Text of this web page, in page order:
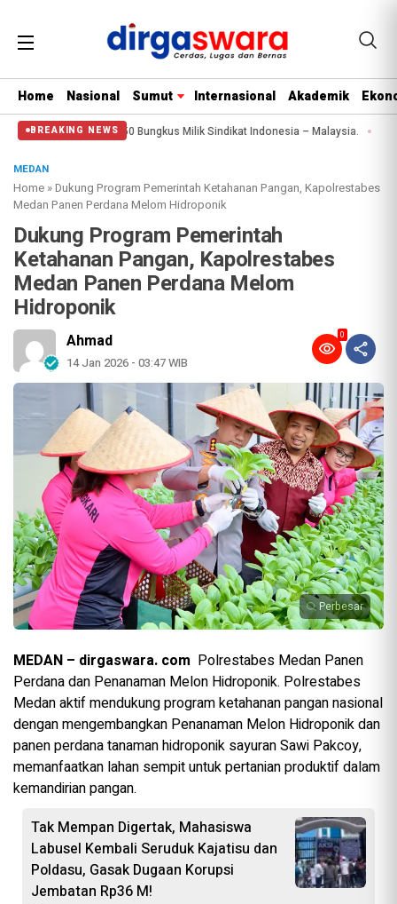
Home Nasional Sumut Internasional Akademik
BREAKING NEWS
Liquid 1.350 Bungkus Milik Sindikat Indonesia – Malaysia. Diduga
MEDAN
Home »Dukung Program Pemerintah Ketahanan Pangan, Kapolrestabes
Medan Panen Perdana Melom Hidroponik
Dukung Program Pemerintah
Ketahanan Pangan, Kapolrestabes
Medan Panen Perdana Melom
Hidroponik
Ahmad
14 Jan 2026 - 03:47 WIB
0
Perbesar
MEDAN – dirgaswara. com Polrestabes Medan Panen
Perdana dan Penanaman Melon Hidroponik. Polrestabes
Medan aktif mendukung program ketahanan pangan nasional
dengan mengembangkan Penanaman Melon Hidroponik dan
panen perdana tanaman hidroponik sayuran Sawi Pakcoy,
memanfaatkan lahan sempit untuk pertanian produktif dalam
kemandirian pangan.
Tak Mempan Digertak, Mahasiswa
Labusel Kembali Seruduk Kajatisu dan
Poldasu, Gasak Dugaan Korupsi
Jembatan Rp36 M!